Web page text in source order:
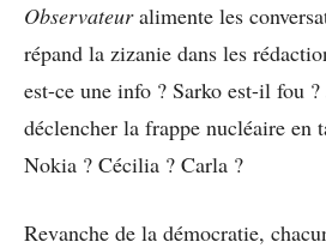
Observateuralimente les
répand la zizanie dans les
est-ce une info ? Sarko est-il fou
déclencher la frappe nucléaire en
Nokia ? Cécilia ? Carla ?
Revanche de la démocratie,